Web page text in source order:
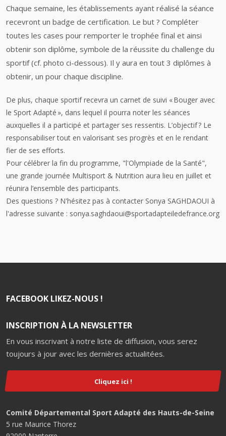
Chaque semaine, les établissements ayant réalisé la séance
recevront un badge de certification. Le but ? Compléter
toutes les cases pour remporter le trophée final et ainsi
obtenir son diplôme, symbole de la réussite du challenge du
sportif (cf. photo ci-dessous). Il y aura en tout 3 diplômes à
obtenir, un pour chaque discipline.
De plus, chaque sportif recevra un carnet de suivi « Bouger avec
le Sport Adapté », dans lequel il pourra noter les séances
auxquelles il a participé et partager ses ressentis. L’objectif ? Le
responsabiliser tout en valorisant ses progrès et en le rendant
fier de ses efforts.
Pour célébrer la fin du programme, "l'Olympiade de la Santé",
une grande journée Multisport & Nutrition aura lieu en juillet et
réunira l’ensemble des participants.
Des questions ? N'hésitez pas à contacter Sonya SAGHDAOUI à
l'adresse suivante : sonya.saghdaoui@sportadapteiledefrance.org
FACEBOOK LIKEZ-NOUS !
INSCRIPTION À LA NEWSLETTER
En vous inscrivant à notre liste de diffusion, vous serez
toujours à jour avec les dernières actualitées.
Cliquez ici !
Comité Départemental Sport Adapté des Hauts-de-Seine
5 rue Maurice Thorez